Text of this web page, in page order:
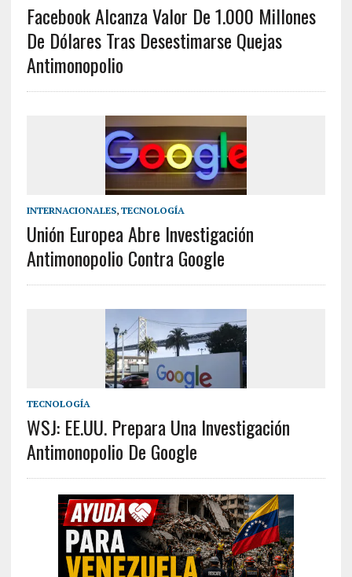
Facebook Alcanza Valor De 1.000 Millones
De Dólares Tras Desestimarse Quejas
Antimonopolio
INTERNACIONALES, TECNOLOGÍA
Unión Europea Abre Investigación
Antimonopolio Contra Google
TECNOLOGÍA
WSJ: EE.UU. Prepara Una Investigación
Antimonopolio De Google